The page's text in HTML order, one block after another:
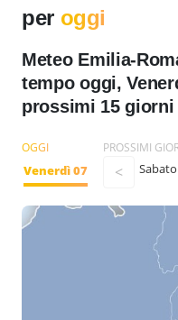
per oggi
Meteo Emilia-
tempo oggi,
prossimi 15 giorni
OGGI
Venerdì 07
PROSSIMI
<